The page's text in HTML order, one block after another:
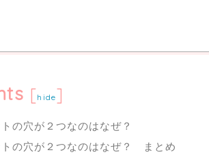
[hide]
の穴が２つなのはなぜ？
の穴が２つなのはなぜ？ まとめ